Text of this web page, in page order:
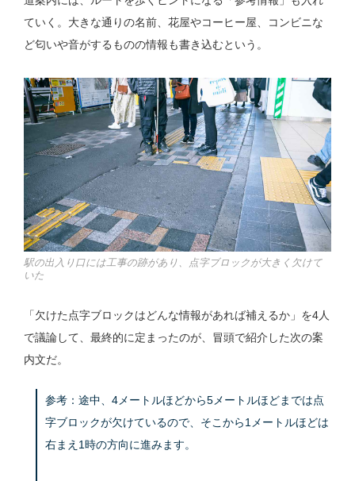
ていく。大きな通りの名前、花屋やコーヒー屋、コンビニな
ど匂いや音がするものの情報も書き込むという。
駅の出入り口には工事の跡があり、点字ブロックが大きく欠けて
いた
「欠けた点字ブロックはどんな情報があれば補えるか」を4人
で議論して、最終的に定まったのが、冒頭で紹介した次の案
内文だ。
参考：途中、4メートルほどから5メートルほどまでは点
字ブロックが欠けているので、そこから1メートルほどは
右まえ1時の方向に進みます。